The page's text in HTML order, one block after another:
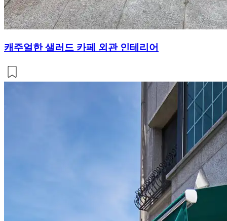
캐주얼한 샐러드 카페 외관 인테리어